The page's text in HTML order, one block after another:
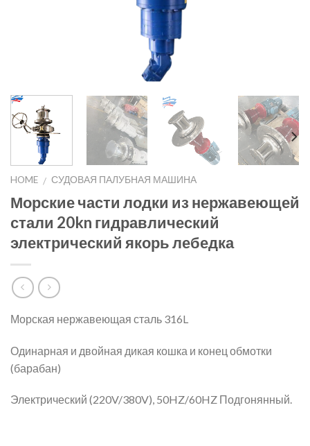
HOME / СУДОВАЯ ПАЛУБНАЯ МАШИНА
Морские части лодки из нержавеющей
стали 20kn гидравлический
электрический якорь лебедка
Морская нержавеющая сталь 316L
Одинарная и двойная дикая кошка и конец обмотки
(барабан)
Электрический (220V/380V), 50HZ/60HZ Подгонянный.